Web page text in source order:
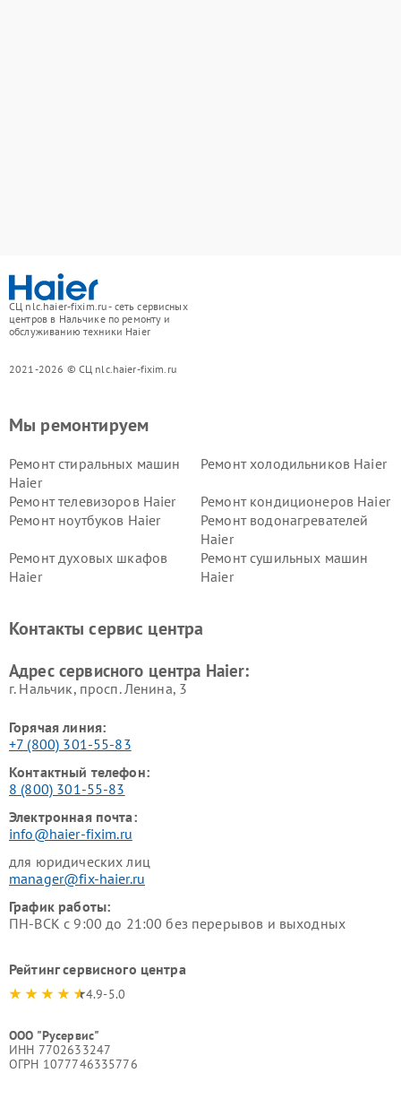
СЦ nlc.haier-fixim.ru - сеть сервисных
центров в Нальчике по ремонту и
обслуживанию техники Haier
2021-2026 © СЦ nlc.haier-fixim.ru
Мы ремонтируем
Ремонт стиральных машин
Haier
Ремонт холодильников Haier
Ремонт телевизоров Haier
Ремонт кондиционеров Haier
Ремонт ноутбуков Haier
Ремонт водонагревателей
Haier
Ремонт духовых шкафов
Haier
Ремонт сушильных машин
Haier
Ремонт роботов-пылесосов
Ремонт посудомоечных
Контакты сервис центра
Адрес сервисного центра Haier:
г. Нальчик, просп. Ленина, 3
Горячая линия:
+7 (800) 301-55-83
Контактный телефон:
8 (800) 301-55-83
Электронная почта:
info@haier-fixim.ru
для юридических лиц
manager@fix-haier.ru
График работы:
ПН-ВСК с 9:00 до 21:00 без перерывов и выходных
Рейтинг сервисного центра
4.9-5.0
ООО "Русервис"
ИНН 7702633247
ОГРН 1077746335776